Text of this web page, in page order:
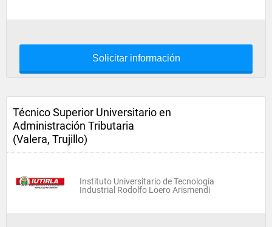
Solicitar información
Técnico Superior Universitario en
Administración Tributaria
(Valera, Trujillo)
Instituto Universitario de Tecnología
Industrial Rodolfo Loero Arismendi